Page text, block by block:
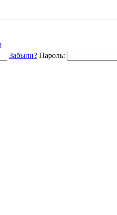
Забыли? Пароль: